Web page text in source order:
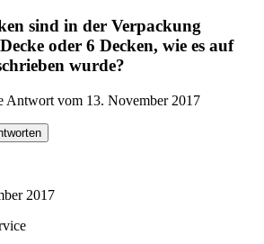
sind in der Verpackung
oder 6 Decken, wie es auf
wurde?
Antwort vom 13. November 2017
2017